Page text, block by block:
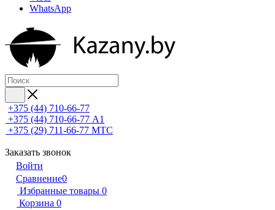
WhatsApp
+375 (44) 710-66-77
+375 (44) 710-66-77 А1
+375 (29) 711-66-77 МТС
Заказать звонок
Войти
Сравнение0
Избранные товары 0
Корзина 0